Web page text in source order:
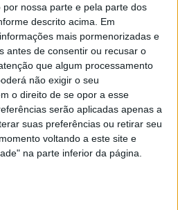
nossa parte e pela parte dos
descrito acima. Em
mais pormenorizadas e
antes de consentir ou recusar o
que algum processamento
não exigir o seu
o direito de se opor a esse
serão aplicadas apenas a
suas preferências ou retirar seu
voltando a este site e
na parte inferior da página.
a cada piloto, pela
a corrida anterior, ou
e a acabar no vencedor,
piloto na semana antes de
calculada de como se
prognóstico, os resultados do
no mesmo circuito e na